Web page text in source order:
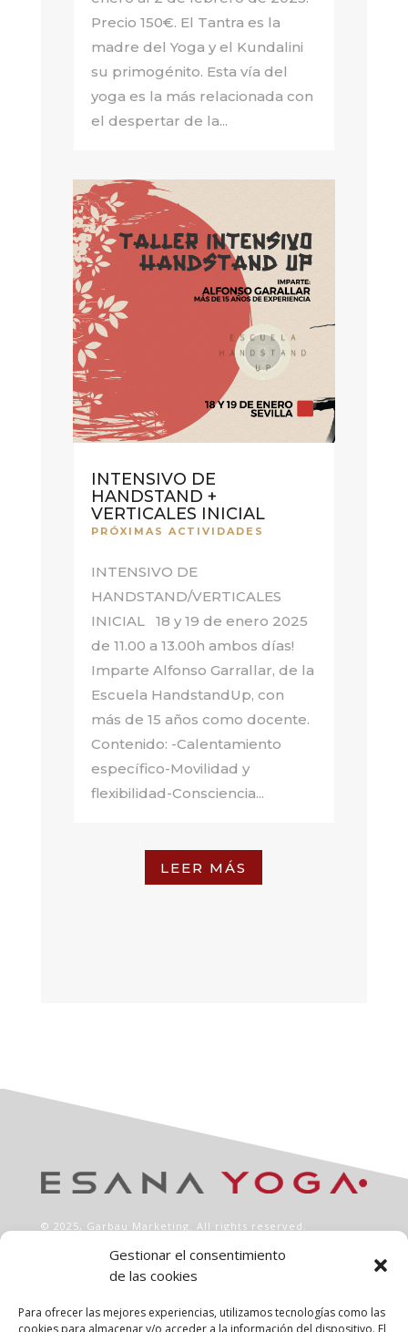
Gestionar el consentimiento
de las cookies
Para ofrecer las mejores experiencias, utilizamos tecnologías como las
cookies para almacenar y/o acceder a la información del dispositivo. El
Precio 150€. El Tantra es la
madre del Yoga y el Kundalini
su primogénito. Esta vía del
yoga es la más relacionada con
el despertar de la...
INTENSIVO DE
HANDSTAND +
VERTICALES INICIAL
PRÓXIMAS ACTIVIDADES
INTENSIVO DE
HANDSTAND/VERTICALES
INICIAL 18 y 19 de enero 2025
de 11.00 a 13.00h ambos días!
Imparte Alfonso Garrallar, de la
Escuela HandstandUp, con
más de 15 años como docente.
Contenido: -Calentamiento
específico-Movilidad y
flexibilidad-Consciencia...
LEER MÁS
© 2025, Garbau Marketing. All rights reserved.
INFO
Aviso legal
Política de privacidad